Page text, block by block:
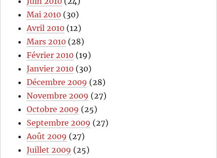
Mai 2010 (30)
Avril 2010 (12)
Mars 2010 (28)
Février 2010 (19)
Janvier 2010 (30)
Décembre 2009 (28)
Novembre 2009 (27)
Octobre 2009 (25)
Septembre 2009 (27)
Août 2009 (27)
Juillet 2009 (25)